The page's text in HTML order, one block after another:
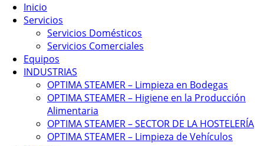
Inicio
Servicios
Servicios Domésticos
Servicios Comerciales
Equipos
INDUSTRIAS
OPTIMA STEAMER – Limpieza en Bodegas
OPTIMA STEAMER – Higiene en la Producción
Alimentaria
OPTIMA STEAMER – SECTOR DE LA HOSTELERÍA
OPTIMA STEAMER – Limpieza de Vehículos